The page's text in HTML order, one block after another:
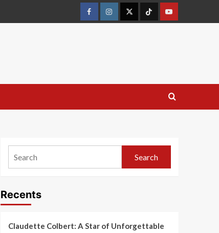
Search
Recents
Claudette Colbert: A Star of Unforgettable